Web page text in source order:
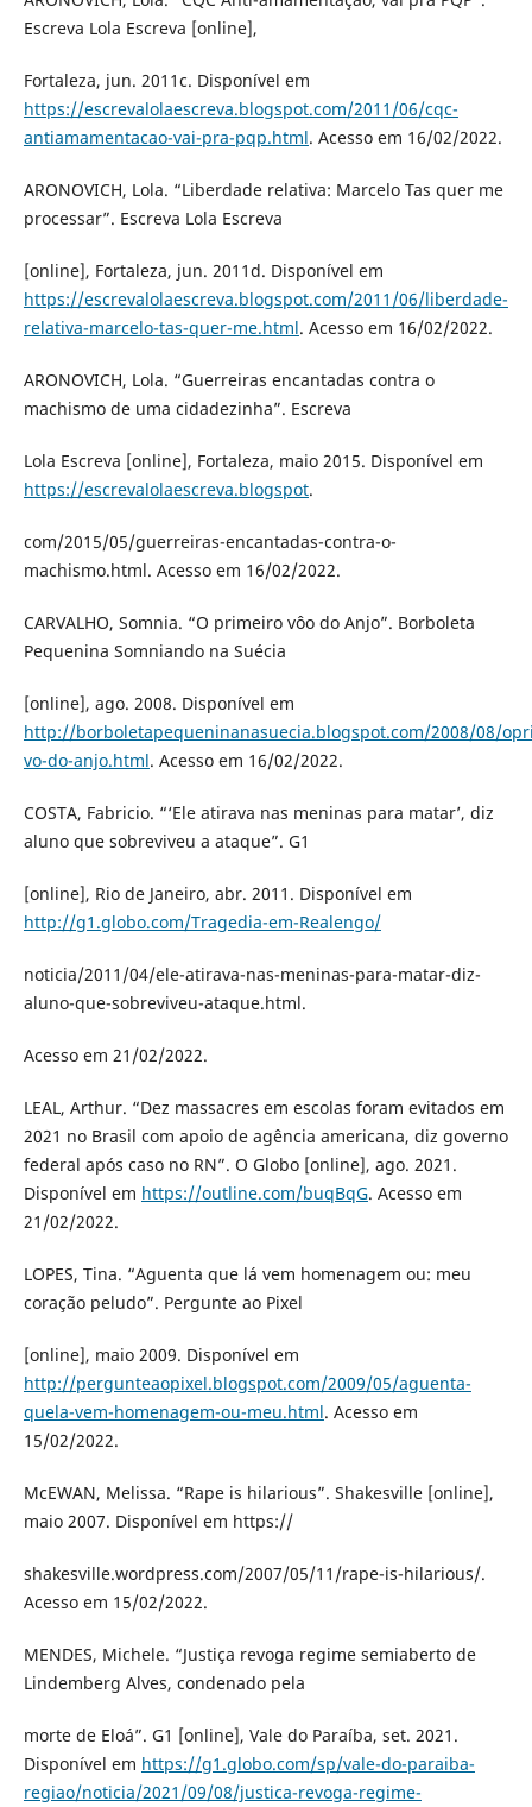
Escreva Lola Escreva [online],
Fortaleza, jun. 2011c. Disponível em
https://escrevalolaescreva.blogspot.com/2011/06/cqc-
antiamamentacao-vai-pra-pqp.html. Acesso em 16/02/2022.
ARONOVICH, Lola. “Liberdade relativa: Marcelo Tas quer me
processar”. Escreva Lola Escreva
[online], Fortaleza, jun. 2011d. Disponível em
https://escrevalolaescreva.blogspot.com/2011/06/liberdade-
relativa-marcelo-tas-quer-me.html. Acesso em 16/02/2022.
ARONOVICH, Lola. “Guerreiras encantadas contra o
machismo de uma cidadezinha”. Escreva
Lola Escreva [online], Fortaleza, maio 2015. Disponível em
https://escrevalolaescreva.blogspot.
com/2015/05/guerreiras-encantadas-contra-o-
machismo.html. Acesso em 16/02/2022.
CARVALHO, Somnia. “O primeiro vôo do Anjo”. Borboleta
Pequenina Somniando na Suécia
[online], ago. 2008. Disponível em
http://borboletapequeninanasuecia.blogspot.com/2008/08/
vo-do-anjo.html. Acesso em 16/02/2022.
COSTA, Fabricio. “‘Ele atirava nas meninas para matar’, diz
aluno que sobreviveu a ataque”. G1
[online], Rio de Janeiro, abr. 2011. Disponível em
http://g1.globo.com/Tragedia-em-Realengo/
noticia/2011/04/ele-atirava-nas-meninas-para-matar-diz-
aluno-que-sobreviveu-ataque.html.
Acesso em 21/02/2022.
LEAL, Arthur. “Dez massacres em escolas foram evitados em
2021 no Brasil com apoio de agência americana, diz governo
federal após caso no RN”. O Globo [online], ago. 2021.
Disponível em https://outline.com/buqBqG. Acesso em
21/02/2022.
LOPES, Tina. “Aguenta que lá vem homenagem ou: meu
coração peludo”. Pergunte ao Pixel
[online], maio 2009. Disponível em
http://pergunteaopixel.blogspot.com/2009/05/aguenta-
quela-vem-homenagem-ou-meu.html. Acesso em
15/02/2022.
McEWAN, Melissa. “Rape is hilarious”. Shakesville [online],
maio 2007. Disponível em https://
shakesville.wordpress.com/2007/05/11/rape-is-hilarious/.
Acesso em 15/02/2022.
MENDES, Michele. “Justiça revoga regime semiaberto de
Lindemberg Alves, condenado pela
morte de Eloá”. G1 [online], Vale do Paraíba, set. 2021.
Disponível em https://g1.globo.com/sp/vale-do-paraiba-
regiao/noticia/2021/09/08/justica-revoga-regime-